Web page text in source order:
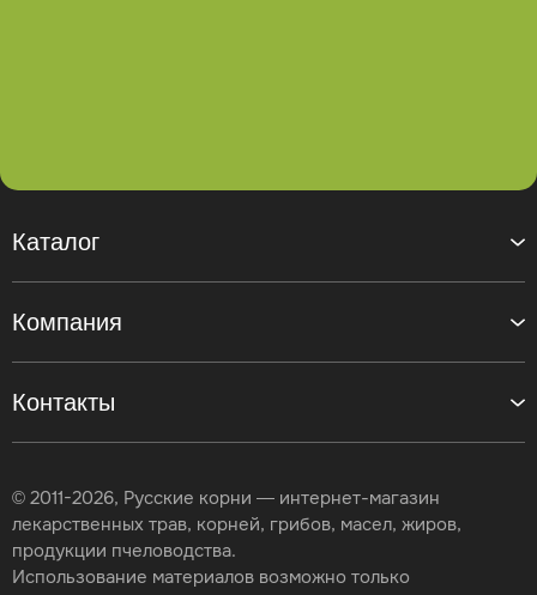
Контакты
Каталог
Компания
© 2011-2026, Русские корни — интернет-магазин
лекарственных трав, корней, грибов, масел, жиров,
продукции пчеловодства.
Использование материалов возможно только